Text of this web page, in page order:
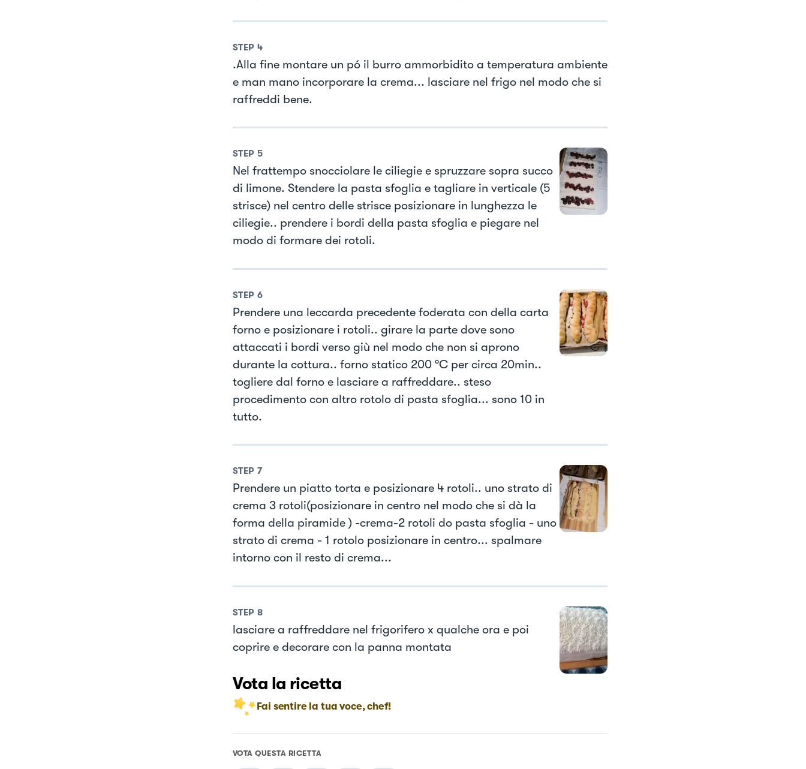
STEP 4
.Alla fine montare un pó il burro ammorbidito a temperatura ambiente
e man mano incorporare la crema... lasciare nel frigo nel modo che si
raffreddi bene.
STEP 5
Nel frattempo snocciolare le ciliegie e spruzzare sopra succo
di limone. Stendere la pasta sfoglia e tagliare in verticale (5
strisce) nel centro delle strisce posizionare in lunghezza le
ciliegie.. prendere i bordi della pasta sfoglia e piegare nel
modo di formare dei rotoli.
STEP 6
Prendere una leccarda precedente foderata con della carta
forno e posizionare i rotoli.. girare la parte dove sono
attaccati i bordi verso giù nel modo che non si aprono
durante la cottura.. forno statico 200 °C per circa 20min..
togliere dal forno e lasciare a raffreddare.. steso
procedimento con altro rotolo di pasta sfoglia... sono 10 in
tutto.
STEP 7
Prendere un piatto torta e posizionare 4 rotoli.. uno strato di
crema 3 rotoli(posizionare in centro nel modo che si dà la
forma della piramide ) -crema-2 rotoli do pasta sfoglia - uno
strato di crema - 1 rotolo posizionare in centro... spalmare
intorno con il resto di crema...
STEP 8
lasciare a raffreddare nel frigorifero x qualche ora e poi
coprire e decorare con la panna montata
Vota la ricetta
Fai sentire la tua voce, chef!
VOTA QUESTA RICETTA